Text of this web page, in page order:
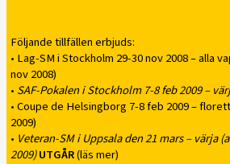
Följande tillfällen erbjuds:
• Lag-SM i Stockholm 29-30 nov 2008 – alla
nov 2008)
• SAF-Pokalen i Stockholm 7-8 feb 2009 –
• Coupe de Helsingborg 7-8 feb 2009 –
2009)
• Veteran-SM i Uppsala den 21 mars – värja
2009)UTGÅR(läs mer)